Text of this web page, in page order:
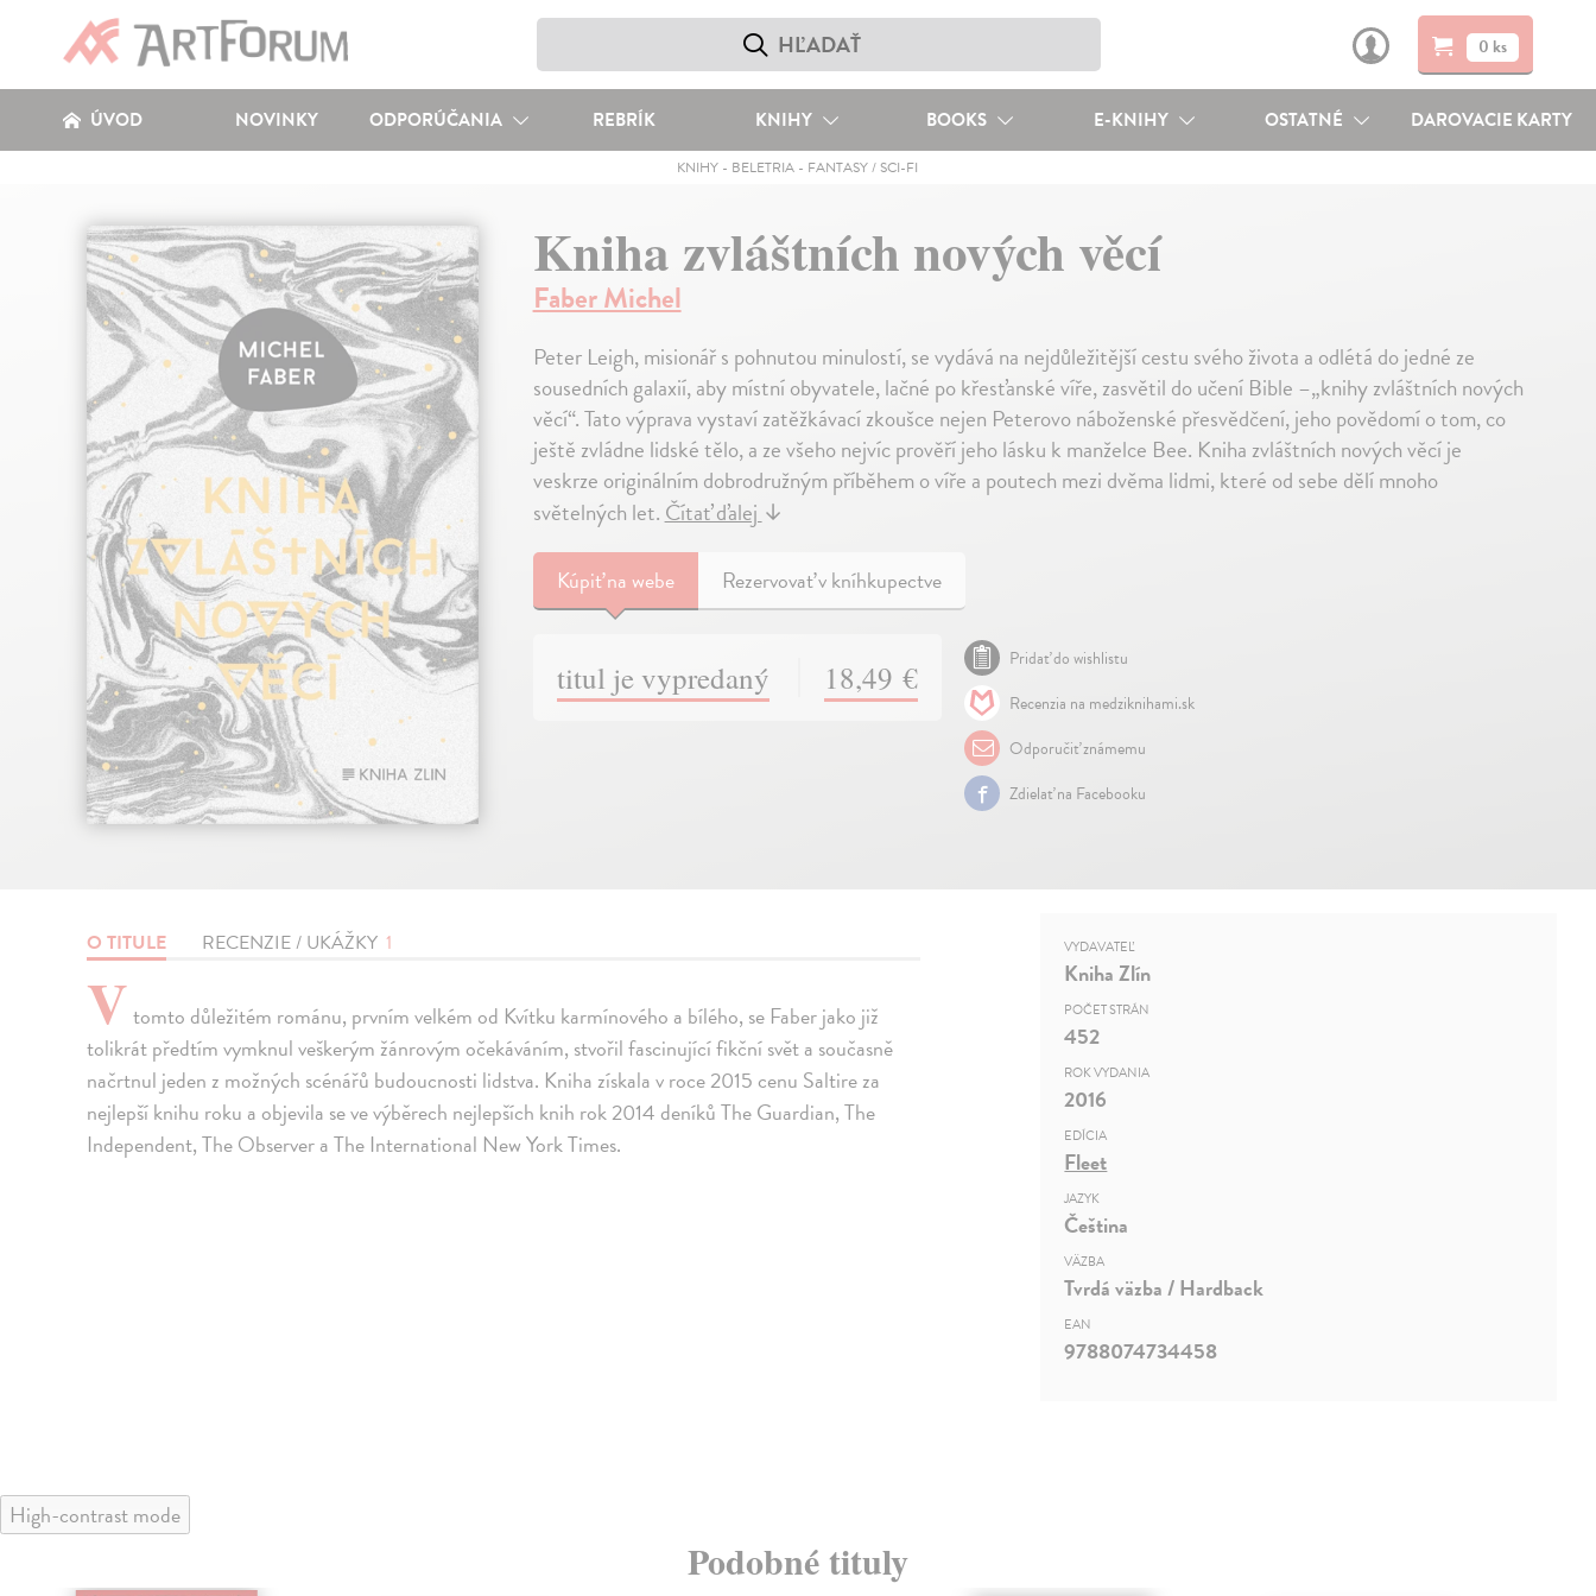
0 ks
ÚVOD NOVINKY ODPORÚČANIA REBRÍK KNIHY BOOKS E-KNIHY OSTATNÉ DAROVACIE KARTY
KNIHY - BELETRIA - FANTASY / SCI-FI
Kniha zvláštních nových věcí
Faber Michel
Peter Leigh, misionář s pohnutou minulostí, se vydává na nejdůležitější cestu svého života a odlétá do jedné ze
sousedních galaxií, aby místní obyvatele, lačné po křesťanské víře, zasvětil do učení Bible –„knihy zvláštních nových
věcí“. Tato výprava vystaví zatěžkávací zkoušce nejen Peterovo náboženské přesvědčení, jeho povědomí o tom, co
ještě zvládne lidské tělo, a ze všeho nejvíc prověří jeho lásku k manželce Bee. Kniha zvláštních nových věcí je
veskrze originálním dobrodružným příběhem o víře a poutech mezi dvěma lidmi, které od sebe dělí mnoho
světelných let.Čítať ďalej↓
Kúpiťna webe Rezervovať v kníhkupectve
titul je vypredaný 18,49 €
Pridať do wishlistu
Recenzia na medziknihami.sk
Odporučiť známemu
Zdielať na Facebooku
O TITULE RECENZIE / UKÁŽKY 1
Vtomto důležitém románu, prvním velkém od Kvítku karmínového a bílého, se Faber jako již
tolikrát předtím vymknul veškerým žánrovým očekáváním, stvořil fascinující fikční svět a současně
načrtnul jeden z možných scénářů budoucnosti lidstva. Kniha získala v roce 2015 cenu Saltire za
nejlepší knihu roku a objevila se ve výběrech nejlepších knih rok 2014 deníků The Guardian, The
Independent, The Observer a The International New York Times.
VYDAVATEĽ
Kniha Zlín
POČET STRÁN
452
ROK VYDANIA
2016
EDÍCIA
Fleet
JAZYK
Čeština
VÄZBA
Tvrdá väzba / Hardback
EAN
9788074734458
High-contrast mode
Podobné tituly